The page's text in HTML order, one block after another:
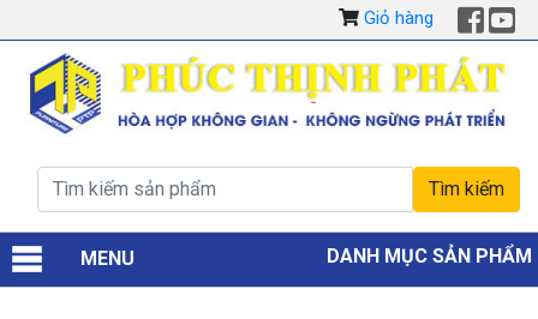
Giỏ hàng
MENU DANH MỤC SẢN PHẨM